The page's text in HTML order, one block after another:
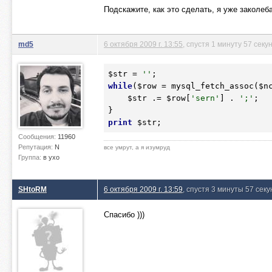
Подскажите, как это сделать, я уже
md5
Сообщения: 11960
Репутация: N
Группа: в ухо
6 октября 2009 г. 13:55 , спустя 1 минуту 57
$str = ''
while( $row = mysql_fetch_assoc(
$str .= $row[ 'sern' ] . ';' ;
print
$str
все умрут, а я изумруд
SHtoRM 6 октября 2009 г. 13:59 , спустя 3 минуты 57
Спасибо )))